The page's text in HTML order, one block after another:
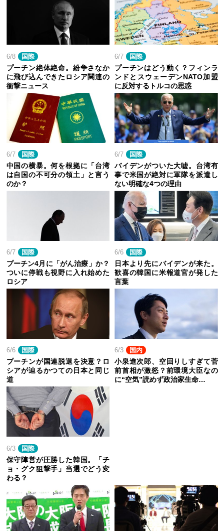
6/8 国際
プーチン絶体絶命。紛争さなか
に飛び込んできたロシア関連の
衝撃ニュース
6/7 国際
プーチンはどう動く？フィンラ
ンドとスウェーデンNATO加盟
に反対するトルコの思惑
6/7 国際
中国の横暴。何を根拠に「台湾
は自国の不可分の領土」と言う
のか？
6/7 国際
バイデンがついた大嘘。台湾有
事で米国が絶対に軍隊を派遣し
ない明確な4つの理由
6/7 国際
プーチン4月に「がん治療」か？
ついに停戦も視野に入れ始めた
ロシア
6/6 国際
日本より先にバイデンが来た。
歓喜の韓国に米報道官が発した
言葉
6/6 国際
プーチンが国連脱退を決意？ロ
シアが辿るかつての日本と同じ
道
6/3 国内
小泉進次郎、空回りしすぎて菅
前首相が激怒？前環境大臣なの
に“空気”読めず政治家生命…
6/3 国際
保守陣営が圧勝した韓国。「チ
ョ・グク狙撃手」当選でどう変
わる？